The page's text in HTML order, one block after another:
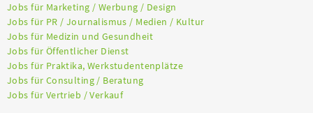
Jobs für Marketing / Werbung / Design
Jobs für PR / Journalismus / Medien / Kultur
Jobs für Medizin und Gesundheit
Jobs für Öffentlicher Dienst
Jobs für Praktika, Werkstudentenplätze
Jobs für Consulting / Beratung
Jobs für Vertrieb / Verkauf